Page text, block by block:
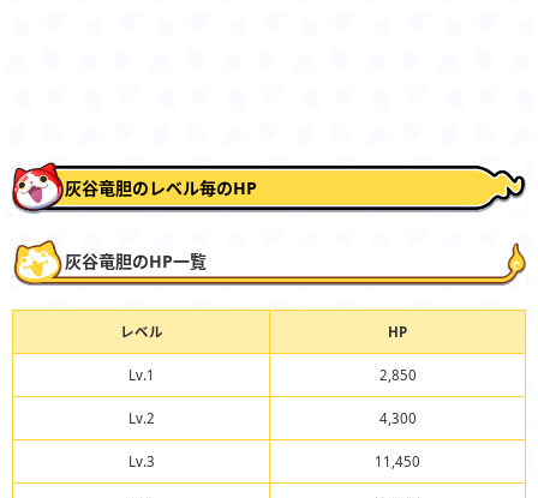
灰谷竜胆のレベル毎のHP
灰谷竜胆のHP一覧
レベル HP
Lv.1 2,850
Lv.2 4,300
Lv.3 11,450